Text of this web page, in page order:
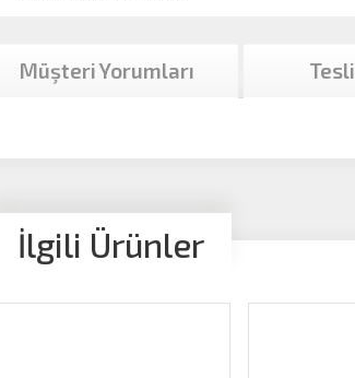
Müşteri Yorumları
İlgili Ürünler